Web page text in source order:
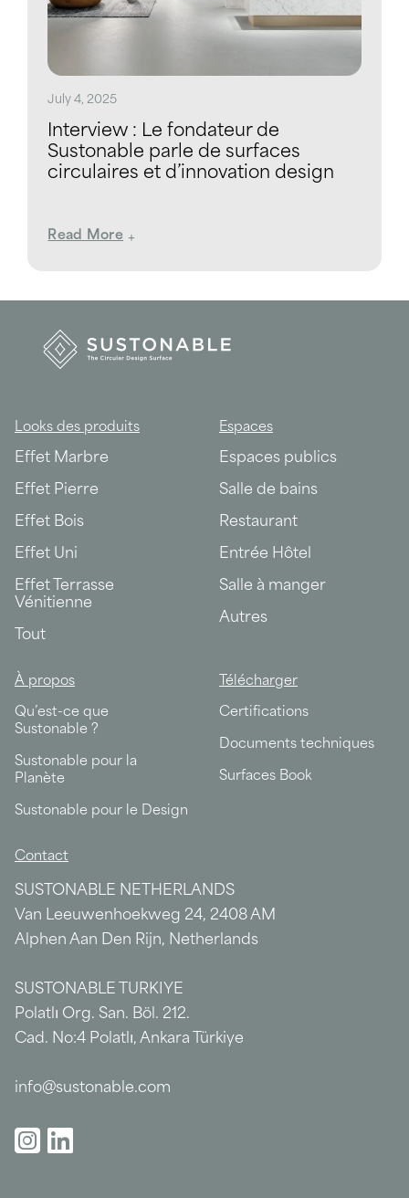
July 4, 2025
Interview : Le fondateur de
Sustonable parle de surfaces
circulaires et d’innovation design
Read More
Looks des produits
Effet Marbre
Effet Pierre
Effet Bois
Effet Uni
Effet Terrasse
Vénitienne
Tout
Espaces
Espaces publics
Salle de bains
Restaurant
Entrée Hôtel
Salle à manger
Autres
À propos
Qu’est-ce que
Sustonable ?
Sustonable pour la
Planète
Sustonable pour le Design
Télécharger
Certifications
Documents techniques
Surfaces Book
Contact
SUSTONABLE NETHERLANDS
Van Leeuwenhoekweg 24, 2408 AM
Alphen Aan Den Rijn, Netherlands
SUSTONABLE TURKIYE
Polatlı Org. San. Böl. 212.
Cad. No:4 Polatlı, Ankara Türkiye
info@sustonable.com